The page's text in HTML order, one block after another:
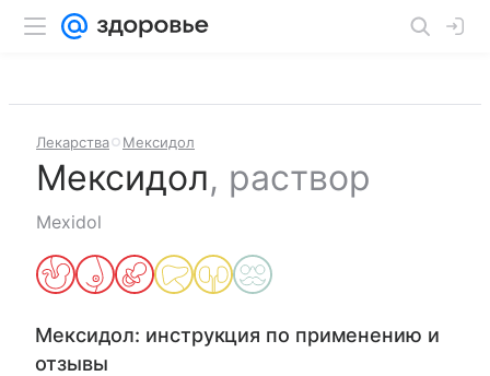
Лекарства Мексидол
Мексидол, раствор
Mexidol
Мексидол: инструкция по применению и
отзывы